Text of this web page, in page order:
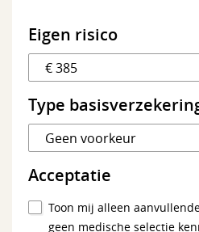
Eigen risico
Type
Acceptatie
Toon mij alleen
geen medische selectie